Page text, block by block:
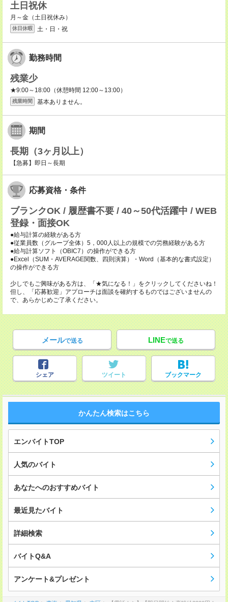
土日祝休
月～金（土日祝休み）
休日休暇 土・日・祝
勤務時間
残業少
★9:00～18:00（休憩時間 12:00～13:00）
残業時間 基本ありません。
期間
長期（3ヶ月以上）
【急募】即日～長期
応募資格・条件
ブランクOK / 履歴書不要 / 40～50代活躍中 / WEB
登録・面接OK
●給与計算の経験がある方
●従業員数（グループ全体）5，000人以上の規模での労務経験がある方
●給与計算ソフト（OBIC7）の操作ができる方
●Excel（SUM・AVERAGE関数、四則演算）・Word（基本的な書式設定）
の操作ができる方
少しでもご興味がある方は、「★気になる！」をクリックしてくださいね！
但し、「応募歓迎」アプローチは面談を確約するものではございませんの
で、あらかじめご了承ください。
メールで送る LINEで送る
シェア ツイート ブックマーク
かんたん検索はこちら
エンバイトTOP
人気のバイト
あなたへのおすすめバイト
最近見たバイト
詳細検索
バイトQ&A
アンケート&プレゼント